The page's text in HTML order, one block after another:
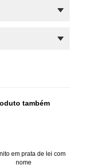
também
em prata de lei com
nome